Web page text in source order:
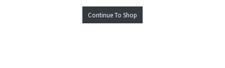
Continue To Shop